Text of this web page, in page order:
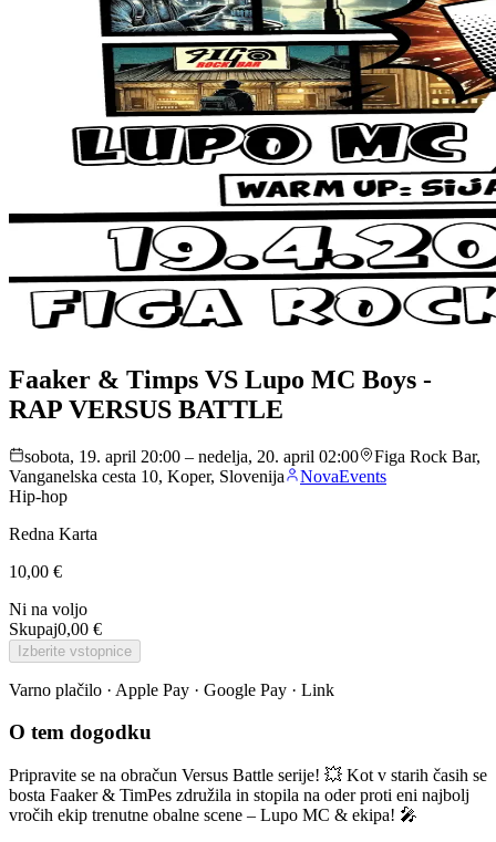
Faaker & Timps VS Lupo MC Boys -
RAP VERSUS BATTLE
sobota, 19. april 20:00 – nedelja, 20. april 02:00
Figa Rock Bar,
Vanganelska cesta 10, Koper, Slovenija
NovaEvents
Hip-hop
Redna Karta
10,00 €
Ni na voljo
Skupaj0,00 €
Izberite vstopnice
Varno plačilo · Apple Pay · Google Pay · Link
O tem dogodku
Pripravite se na obračun Versus Battle serije! 💥 Kot v starih časih se
bosta Faaker & TimPes združila in stopila na oder proti eni najbolj
vročih ekip trenutne obalne scene – Lupo MC & ekipa! 🎤